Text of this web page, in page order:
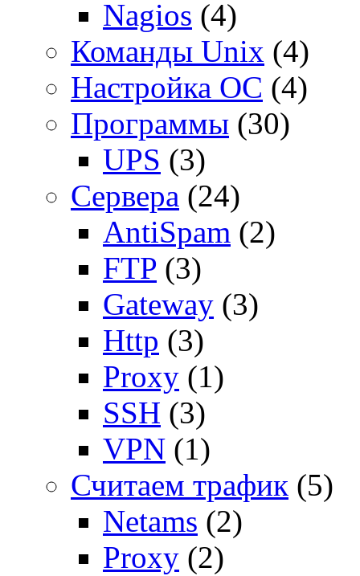
Nagios (4)
Команды Unix (4)
Настройка ОС (4)
Программы (30)
UPS (3)
Сервера (24)
AntiSpam (2)
FTP (3)
Gateway (3)
Http (3)
Proxy (1)
SSH (3)
VPN (1)
Считаем трафик (5)
Netams (2)
Proxy (2)